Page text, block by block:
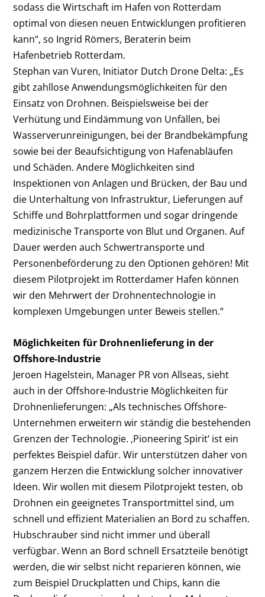
sodass die Wirtschaft im Hafen von Rotterdam
optimal von diesen neuen Entwicklungen profitieren
kann“, so Ingrid Römers, Beraterin beim
Hafenbetrieb Rotterdam.
Stephan van Vuren, Initiator Dutch Drone Delta: „Es
gibt zahllose Anwendungsmöglichkeiten für den
Einsatz von Drohnen. Beispielsweise bei der
Verhütung und Eindämmung von Unfällen, bei
Wasserverunreinigungen, bei der Brandbekämpfung
sowie bei der Beaufsichtigung von Hafenabläufen
und Schäden. Andere Möglichkeiten sind
Inspektionen von Anlagen und Brücken, der Bau und
die Unterhaltung von Infrastruktur, Lieferungen auf
Schiffe und Bohrplattformen und sogar dringende
medizinische Transporte von Blut und Organen. Auf
Dauer werden auch Schwertransporte und
Personenbeförderung zu den Optionen gehören! Mit
diesem Pilotprojekt im Rotterdamer Hafen können
wir den Mehrwert der Drohnentechnologie in
komplexen Umgebungen unter Beweis stellen.“
Möglichkeiten für Drohnenlieferung in der
Offshore-Industrie
Jeroen Hagelstein, Manager PR von Allseas, sieht
auch in der Offshore-Industrie Möglichkeiten für
Drohnenlieferungen: „Als technisches Offshore-
Unternehmen erweitern wir ständig die bestehenden
Grenzen der Technologie. ‚Pioneering Spirit‘ ist ein
perfektes Beispiel dafür. Wir unterstützen daher von
ganzem Herzen die Entwicklung solcher innovativer
Ideen. Wir wollen mit diesem Pilotprojekt testen, ob
Drohnen ein geeignetes Transportmittel sind, um
schnell und effizient Materialien an Bord zu schaffen.
Hubschrauber sind nicht immer und überall
verfügbar. Wenn an Bord schnell Ersatzteile benötigt
werden, die wir selbst nicht reparieren können, wie
zum Beispiel Druckplatten und Chips, kann die